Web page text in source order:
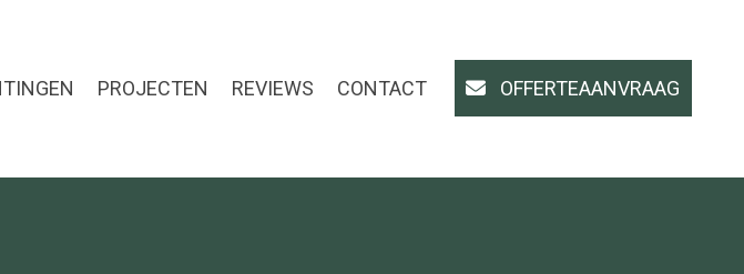
PROJECTEN REVIEWS CONTACT OFFERTEAANVRAAG